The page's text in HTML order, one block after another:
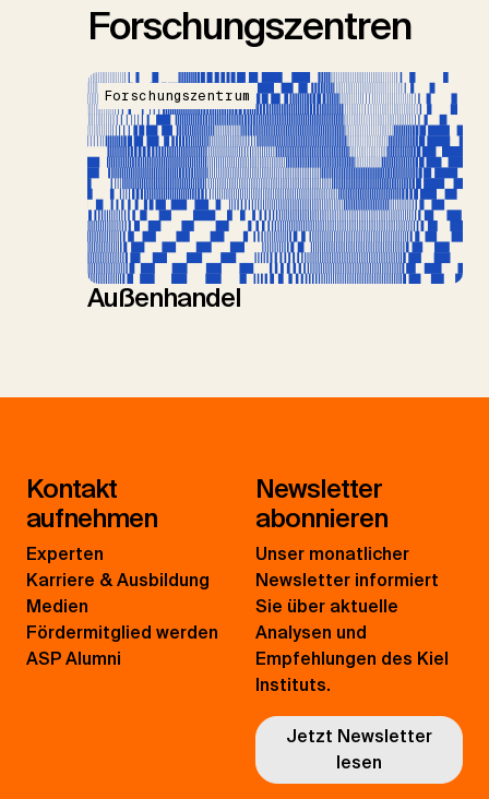
Forschungszentren
Forschungszentrum
Außenhandel
Kontakt
aufnehmen
Experten
Karriere & Ausbildung
Medien
Fördermitglied werden
ASP Alumni
Newsletter
abonnieren
Unser monatlicher
Newsletter informiert
Sie über aktuelle
Analysen und
Empfehlungen des Kiel
Instituts.
Jetzt Newsletter
lesen